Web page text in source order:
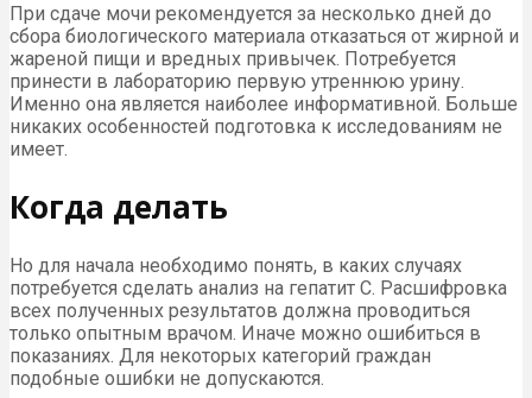
При сдаче мочи рекомендуется за несколько дней до
сбора биологического материала отказаться от жирной и
жареной пищи и вредных привычек. Потребуется
принести в лабораторию первую утреннюю урину.
Именно она является наиболее информативной. Больше
никаких особенностей подготовка к исследованиям не
имеет.
Когда делать
Но для начала необходимо понять, в каких случаях
потребуется сделать анализ на гепатит С. Расшифровка
всех полученных результатов должна проводиться
только опытным врачом. Иначе можно ошибиться в
показаниях. Для некоторых категорий граждан
подобные ошибки не допускаются.